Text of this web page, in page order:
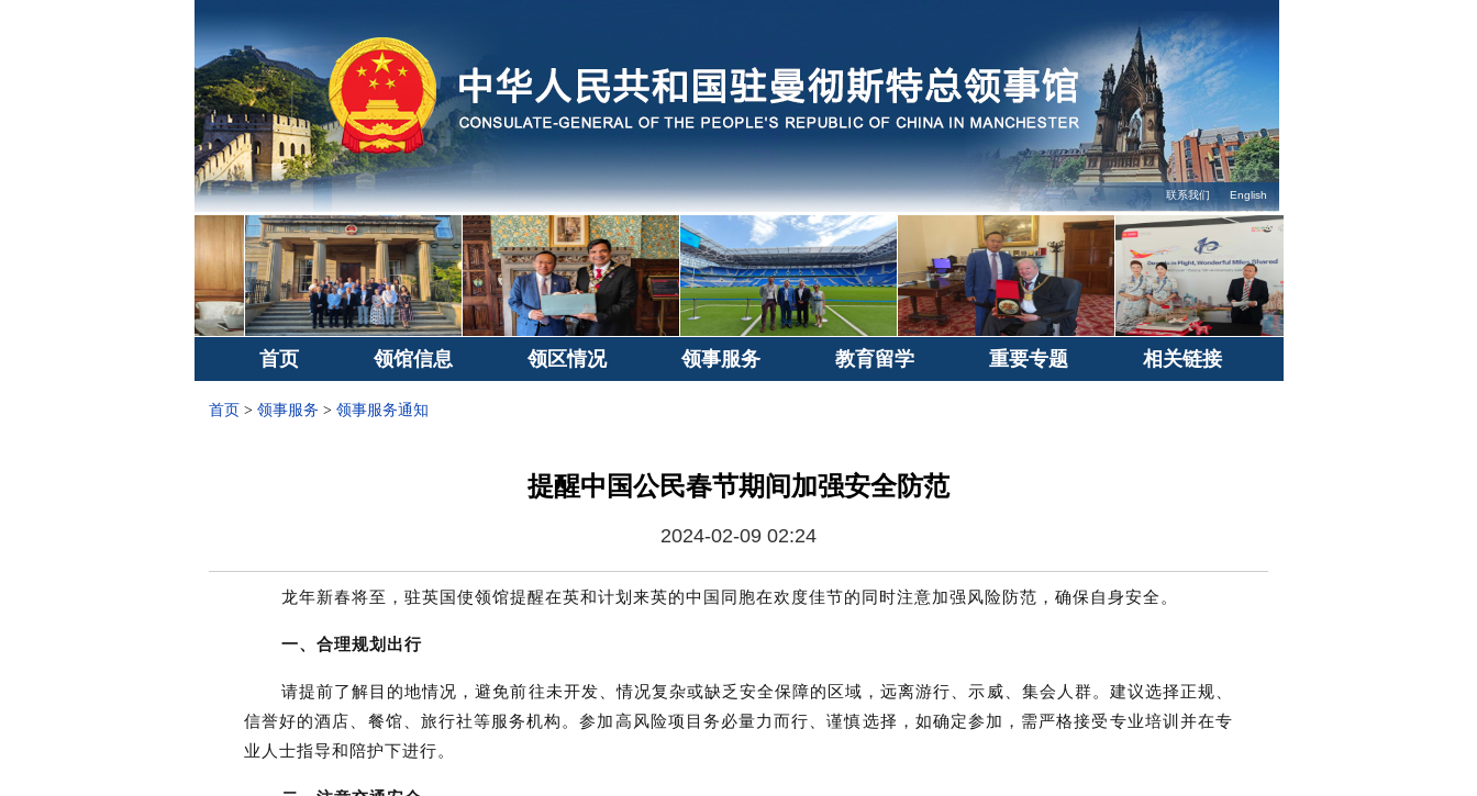
联系我们 English
首页 领馆信息 领区情况 领事服务 教育留学 重要专题 相关链接
首页 > 领事服务 > 领事服务通知
提醒中国公民春节期间加强安全防范
2024-02-09 02:24
龙年新春将至，驻英国使领馆提醒在英和计划来英的中国同胞在欢度佳节的同时注意加强风险防范，确保自身安全。
一、合理规划出行
请提前了解目的地情况，避免前往未开发、情况复杂或缺乏安全保障的区域，远离游行、示威、集会人群。建议选择正规、
信誉好的酒店、餐馆、旅行社等服务机构。参加高风险项目务必量力而行、谨慎选择，如确定参加，需严格接受专业培训并在专
业人士指导和陪护下进行。